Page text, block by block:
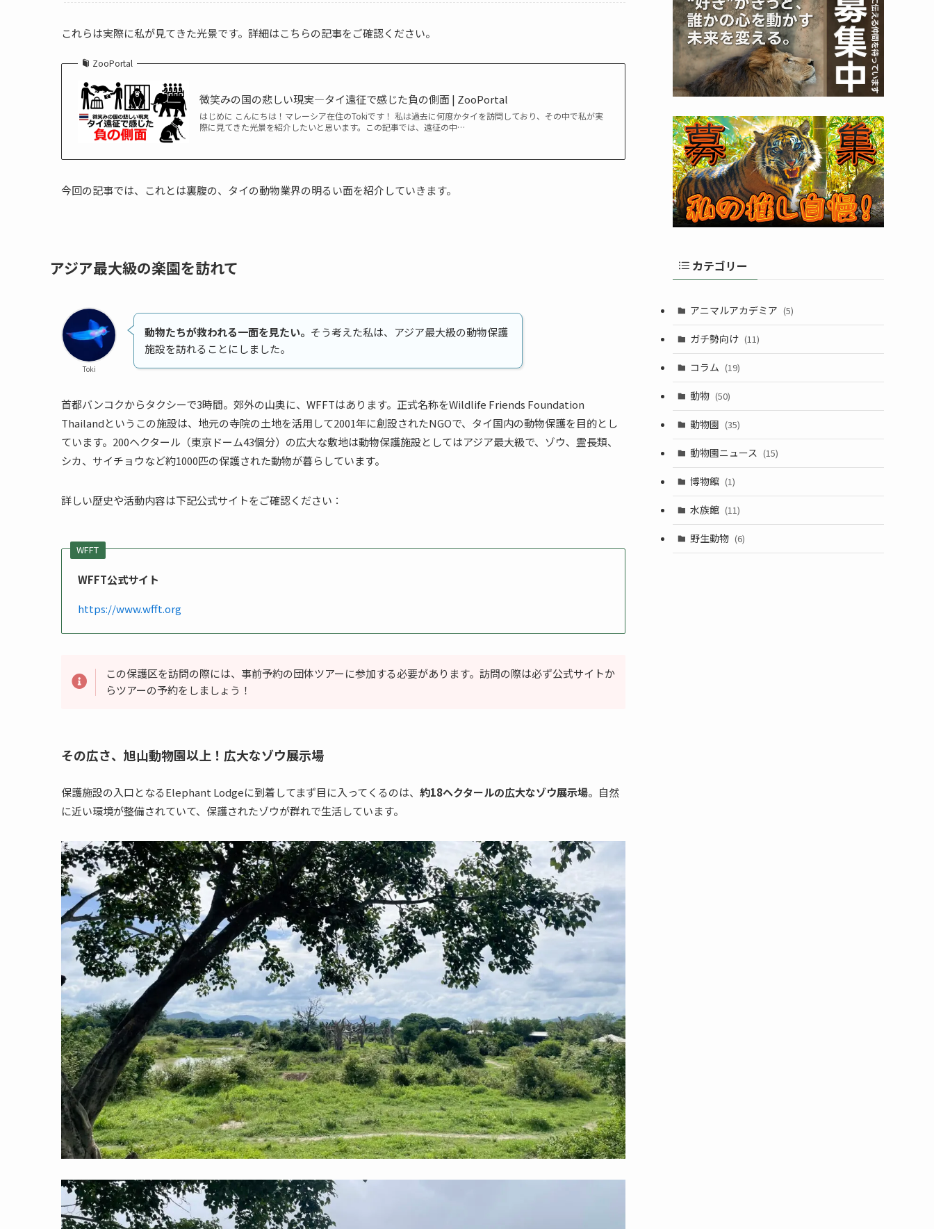
これらは実際に私が見てきた光景です。詳細はこちらの記事をご確認ください。
ZooPortal
微笑みの国の悲しい現実―タイ遠征で感じた負の側面 | ZooPortal
はじめに こんにちは！マレーシア在住のTokiです！ 私は過去に何度かタイを訪問しており、その中で私が実
際に見てきた光景を紹介したいと思います。この記事では、遠征の中…
今回の記事では、これとは裏腹の、タイの動物業界の明るい面を紹介していきます。
アジア最大級の楽園を訪れて
Toki
動物たちが救われる一面を見たい。 そう考えた私は、アジア最大級の動物保護
施設を訪れることにしました。
首都バンコクからタクシーで3時間。郊外の山奥に、WFFTはあります。正式名称をWildlife Friends Foundation
Thailandというこの施設は、地元の寺院の土地を活用して2001年に創設されたNGOで、タイ国内の動物保護を目的とし
ています。200ヘクタール（東京ドーム43個分）の広大な敷地は動物保護施設としてはアジア最大級で、ゾウ、霊長類、
シカ、サイチョウなど約1000匹の保護された動物が暮らしています。
詳しい歴史や活動内容は下記公式サイトをご確認ください：
WFFT
WFFT公式サイト
https://www.wfft.org
この保護区を訪問の際には、事前予約の団体ツアーに参加する必要があります。訪問の際は必ず公式サイトか
らツアーの予約をしましょう！
その広さ、旭山動物園以上！広大なゾウ展示場
保護施設の入口となるElephant Lodgeに到着してまず目に入ってくるのは、 約18ヘクタールの広大なゾウ展示場。自然
に近い環境が整備されていて、保護されたゾウが群れで生活しています。
カテゴリー
アニマルアカデミア (5)
ガチ勢向け (11)
コラム (19)
動物 (50)
動物園 (35)
動物園ニュース (15)
博物館 (1)
水族館 (11)
野生動物 (6)